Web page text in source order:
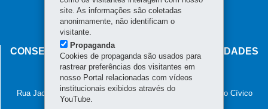
Navegação
principal
CONSELHO ESTADUAL DE POVOS E COMUNIDADES
TRADICIONAIS
Palácio das Araucárias
Rua Jacy Loureiro de Campos, s/n - 2º Andar - Ala A - Centro Cívico
80530-915
site. As informações são coletadas
anonimamente, não identificam o
visitante.
Propaganda
Cookies de propaganda são usados para
rastrear preferências dos visitantes em
nosso Portal relacionadas com vídeos
institucionais exibidos através do
YouTube.